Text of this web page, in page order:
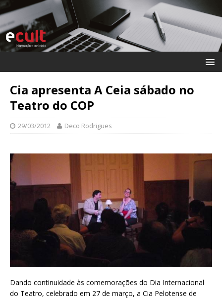
Cia apresenta A Ceia sábado no
Teatro do COP
29/03/2012 Deco Rodrigues
Dando continuidade às comemorações do Dia Internacional
do Teatro, celebrado em 27 de março, a Cia Pelotense de